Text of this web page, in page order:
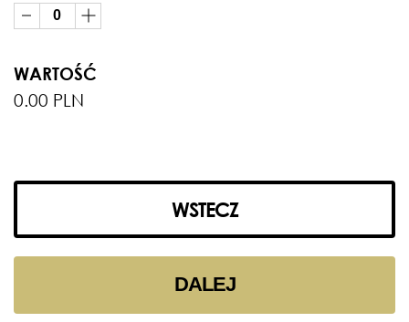
WARTOŚĆ
0.00 PLN
WSTECZ
DALEJ